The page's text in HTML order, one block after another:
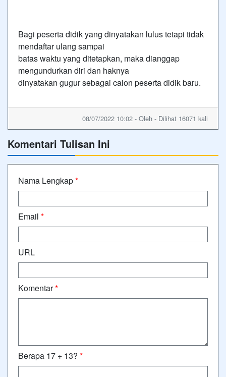
Bagi peserta didik yang dinyatakan lulus tetapi tidak
mendaftar ulang sampai
batas waktu yang ditetapkan, maka dianggap
mengundurkan diri dan haknya
dinyatakan gugur sebagai calon peserta didik baru.
08/07/2022 10:02 - Oleh - Dilihat 16071 kali
Komentari Tulisan Ini
Nama Lengkap*
Email *
URL
Komentar*
Berapa 17 + 13? *